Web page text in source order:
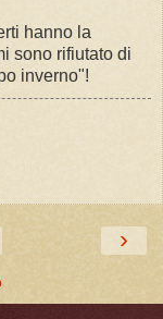
hanno la
sono rifiutato di
inverno"!
›